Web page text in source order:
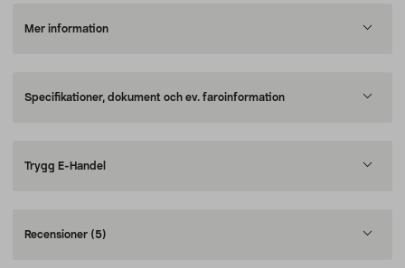
Mer information
Specifikationer, dokument och ev. faroinformation
Trygg E-Handel
Recensioner (5)